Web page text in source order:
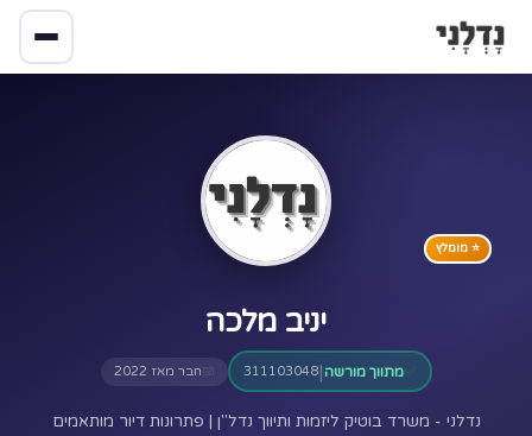
⭐ מומלץ
יניב מלכה
מתווך מורשה |
311103048
📅 חבר מאז 2022
נדלני - משרד בוטיק ליזמות ותיווך נדל"ן | פתרונות דיור מותאמים